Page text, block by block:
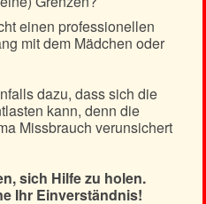
einen professionellen
mit dem Mädchen oder
dazu, dass sich die
kann, denn die
Missbrauch verunsichert
sich Hilfe zu holen.
Ihr Einverständnis!